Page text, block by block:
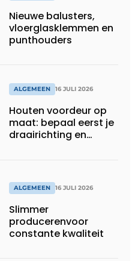
Nieuwe balusters,
vloerglasklemmen en
punthouders
ALGEMEEN 16 JULI 2026
Houten voordeur op
maat: bepaal eerst je
draairichting en
ALGEMEEN 16 JULI 2026
Slimmer
producerenvoor
constante kwaliteit